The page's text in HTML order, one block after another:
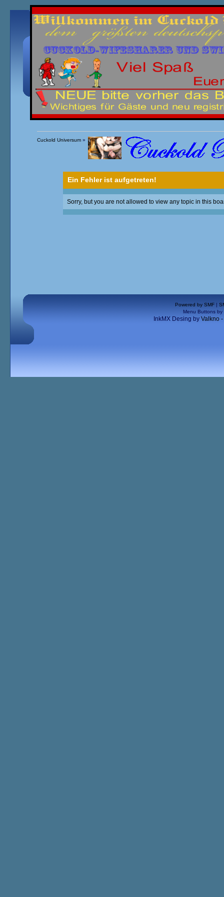
Übersicht Kalender Einloggen Registrieren
Cuckold Universum»
Ein Fehler ist aufgetreten!
Sorry, but you are not allowed to view any topic in this
Powered by SMF |
Menu Buttons by
InkMX Desing by Valkno